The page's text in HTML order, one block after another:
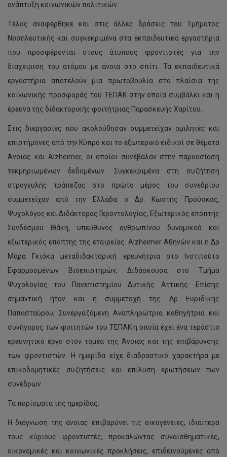
ανάπτυξη κοινωνικών πολιτικών.
Τέλος αναφέρθηκε και στις άλλες δράσεις του Τμήματος
Νοσηλευτικής και συγκεκριμένα στα εκπαιδευτικά εργαστήρια
που προσφέρονται στους άτυπους φροντιστές για την
διαχείριση του ατόμου με άνοια στο σπίτι. Τα εκπαιδευτικά
εργαστήρια αποτελούν μια πρωτοβουλία στα πλαίσια της
κοινωνικής προσφοράς του ΤΕΠΑΚ στην οποία συμβάλει και η
έρευνα της διδακτορικής φοιτήτριας Παρασκευής Χαρίτου.
Στις διεργασίες που ακολούθησαν συμμετείχαν ομιλητές και
επιστήμονες από την Κύπρο και το εξωτερικό ειδικοί σε θέματα
Άνοιας και Alzheimer, οι οποίοι συνέβαλαν στην παρουσίαση
τεκμηριωμένων δεδομένων. Συγκεκριμένα στη συζήτηση
στρογγυλής τράπεζας στο πρώτο μέρος του συνεδρίου
συμμετείχαν από την Ελλάδα ο Δρ. Κωστής Προύσκας,
Ψυχολόγος και Διδάκτορας Γεροντολογίας, Εξωτερικός επόπτης
Συνδέσμου Ιθάκη, υπεύθυνος ανθρωπίνου δυναμικού και
εξωτερικός επόπτης της εταιρείας Alzheimer Αθηνών και η Δρ
Μάρα Γκιόκα μεταδιδακτορική ερευνήτρια στο Ινστιτούτο
Εφαρμοσμένων Βιοεπιστημών, Διδάσκουσα στο Τμήμα
Ψυχολογίας του Πανεπιστημίου Δυτικής Αττικής. Επίσης
σημαντική ήταν και η συμμετοχή της Δρ Ευριδίκης
Παπασταύρου, Συνεργαζόμενη Αναπληρώτρια καθηγήτρια και
συνήγορος των φοιτητών του ΤΕΠΑΚ η οποία έχει ένα τεράστιο
ερευνητικό έργο στον τομέα της Άνοιας και της επιβάρυνσης
των φροντιστών. Η ημερίδα είχε διαδραστικό χαρακτήρα με
επικοδομητικές συζητήσεις και επίλυση ερωτήσεων των
συνέδρων.
Τα πορίσματα της ημερίδας:
Η διάγνωση της άνοιας επιβαρύνει τις οικογένειες, ιδιαίτερα
τους κύριους φροντιστές, προκαλώντας συναισθηματικές,
οικονομικές και κοινωνικές προκλήσεις, επιδεινούμενες από